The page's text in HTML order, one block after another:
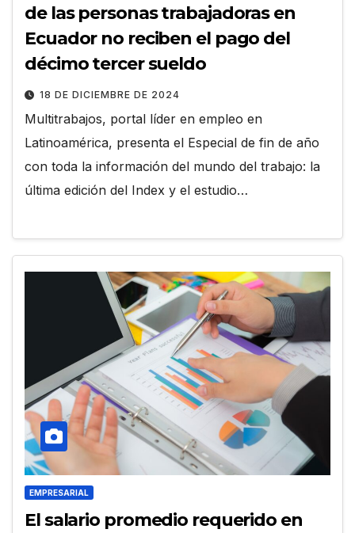
de las personas trabajadoras en
Ecuador no reciben el pago del
décimo tercer sueldo
18 DE DICIEMBRE DE 2024
Multitrabajos, portal líder en empleo en
Latinoamérica, presenta el Especial de fin de año
con toda la información del mundo del trabajo: la
última edición del Index y el estudio…
EMPRESARIAL
El salario promedio requerido en